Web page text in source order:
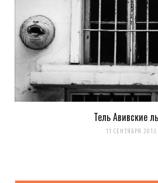
Тель Авивские
11 СЕНТЯБРЯ 2013